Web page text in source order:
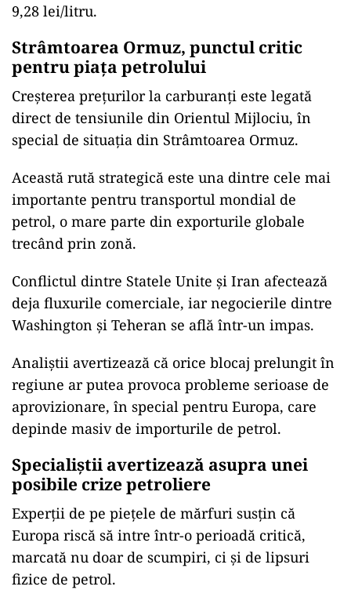
9,28 lei/litru.
Strâmtoarea Ormuz, punctul critic
pentru piața petrolului
Creșterea prețurilor la carburanți este legată
direct de tensiunile din Orientul Mijlociu, în
special de situația din Strâmtoarea Ormuz.
Această rută strategică este una dintre cele mai
importante pentru transportul mondial de
petrol, o mare parte din exporturile globale
trecând prin zonă.
Conflictul dintre Statele Unite și Iran afectează
deja fluxurile comerciale, iar negocierile dintre
Washington și Teheran se află într-un impas.
Analiștii avertizează că orice blocaj prelungit în
regiune ar putea provoca probleme serioase de
aprovizionare, în special pentru Europa, care
depinde masiv de importurile de petrol.
Specialiștii avertizează asupra unei
posibile crize petroliere
Experții de pe piețele de mărfuri susțin că
Europa riscă să intre într-o perioadă critică,
marcată nu doar de scumpiri, ci și de lipsuri
fizice de petrol.